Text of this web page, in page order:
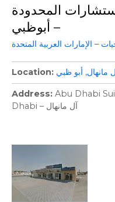
المحدودة
– أبوظبي
– الإمارات العربية المتحدة
Location مانهال أبو ظبي
Address Abu Dhabi
Dhabi – آل مانهال